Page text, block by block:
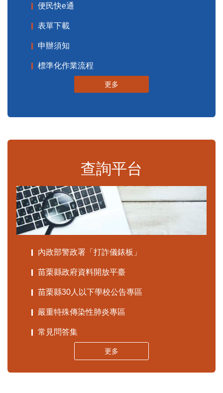
便民快e通
表單下載
申辦須知
標準化作業流程
更多
查詢平台
內政部警政署「打詐儀錶板」
苗栗縣政府資料開放平臺
苗栗縣30人以下學校公告專區
嚴重特殊傳染性肺炎專區
常見問答集
更多